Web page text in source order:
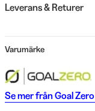
Leverans & Returer
Varumärke
Se mer frånGoal Zero